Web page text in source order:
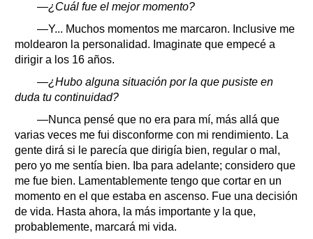
—¿Cuál fue el mejor momento?
—Y... Muchos momentos me marcaron. Inclusive me
moldearon la personalidad. Imaginate que empecé a
dirigir a los 16 años.
—¿Hubo alguna situación por la que pusiste en
duda tu continuidad?
—Nunca pensé que no era para mí, más allá que
varias veces me fui disconforme con mi rendimiento. La
gente dirá si le parecía que dirigía bien, regular o mal,
pero yo me sentía bien. Iba para adelante; considero que
me fue bien. Lamentablemente tengo que cortar en un
momento en el que estaba en ascenso. Fue una decisión
de vida. Hasta ahora, la más importante y la que,
probablemente, marcará mi vida.